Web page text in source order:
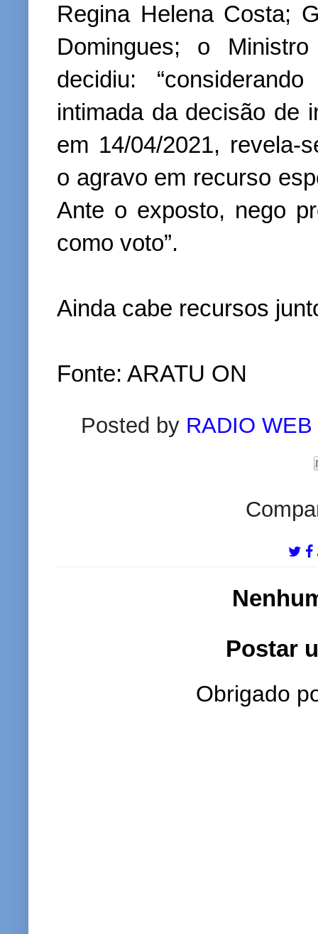
Regina Helena Costa;
Domingues; o
decidiu:
intimada da decisão de
em 14/04/2021, revela-
o agravo em recurso
Ante o exposto, nego
como voto”.
Ainda cabe recursos
Fonte: ARATU ON
Posted by RADIO
Postar
Obrigado